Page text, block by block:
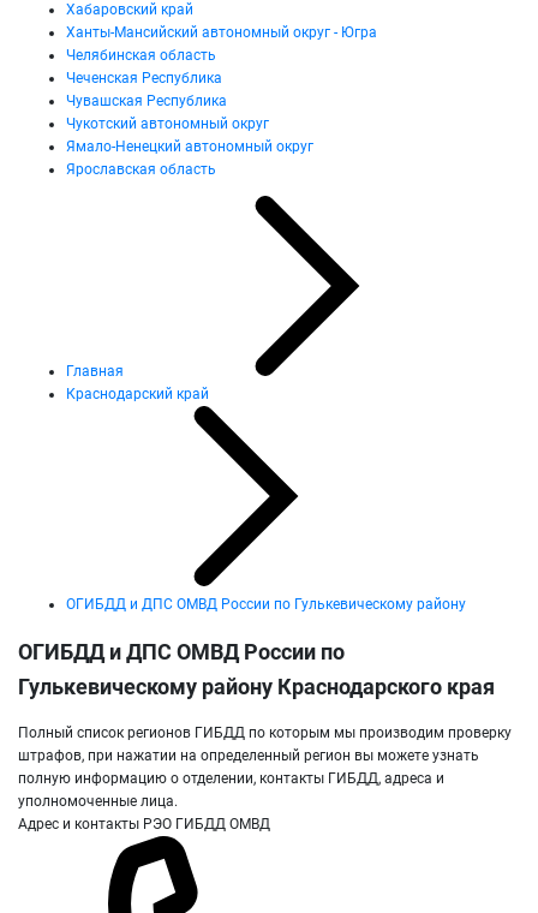
Хабаровский край
Ханты-Мансийский автономный округ - Югра
Челябинская область
Чеченская Республика
Чувашская Республика
Чукотский автономный округ
Ямало-Ненецкий автономный округ
Ярославская область
Главная
Краснодарский край
ОГИБДД и ДПС ОМВД России по Гулькевическому району
ОГИБДД и ДПС ОМВД России по
Гулькевическому району Краснодарского края
Полный список регионов ГИБДД по которым мы производим проверку
штрафов, при нажатии на определенный регион вы можете узнать
полную информацию о отделении, контакты ГИБДД, адреса и
уполномоченные лица.
Адрес и контакты РЭО ГИБДД ОМВД